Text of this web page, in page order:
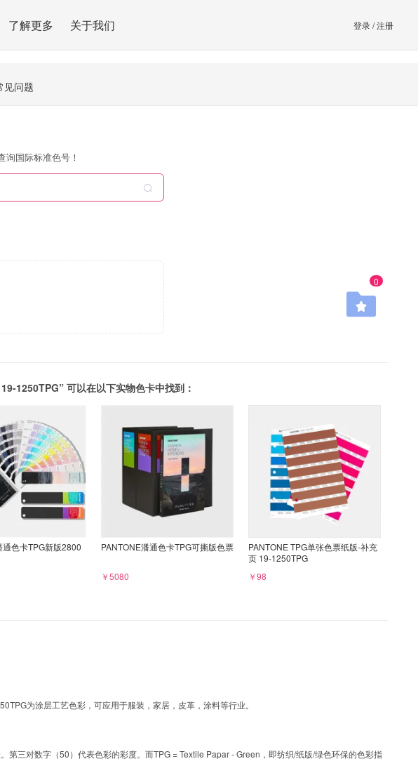
了解更多 关于我们 登录/注册
见问题
0
询国际标准色号！
1250TPG” 可以在以下实物色卡中找到：
通色卡TPG新版2800
PANTONE潘通色卡TPG可撕版色票
￥5080
PANTONE TPG单张色票纸版-补充
页 19-1250TPG
￥98
为涂层工艺色彩，可应用于服装，家居，皮革，涂料等行业。
三对数字（50）代表色彩的彩度。而TPG = Textile Papar - Green，即纺织/纸版/绿色环保的色彩指